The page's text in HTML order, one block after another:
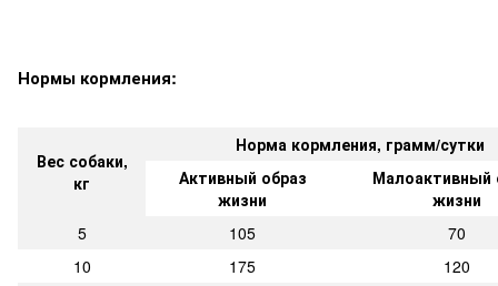
Нормы кормления:
Вес собаки,
кг
Норма кормления, грамм/сутки
Активный образ
жизни
Малоактивный
жизни
5
105
70
10
175
120